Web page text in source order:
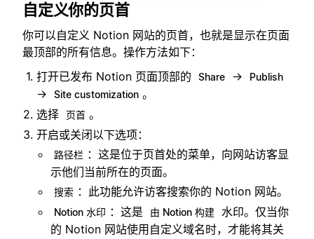
自定义你的页首
你可以自定义 Notion 网站的页首，也就是显示在页面
最顶部的所有信息。操作方法如下：
打开已发布 Notion 页面顶部的
Share → Publish
→ Site customization 。
选择
页首 。
开启或关闭以下选项：
路径栏 ：这是位于页首处的菜单，向网站访客显
示他们当前所在的页面。
搜索 ：此功能允许访客搜索你的 Notion 网站。
Notion 水印 ：这是 由 Notion 构建
水印。仅当你
的 Notion 网站使用自定义域名时，才能将其关